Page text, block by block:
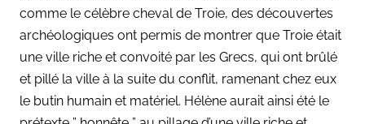
comme le célèbre cheval de Troie, des découvertes
archéologiques ont permis de montrer que Troie était
une ville riche et convoité par les Grecs, qui ont brûlé
et pillé la ville à la suite du conflit, ramenant chez eux
le butin humain et matériel. Hélène aurait ainsi été le